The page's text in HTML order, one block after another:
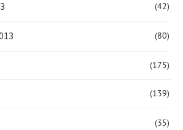
(42)
(80)
(175)
(139)
(35)